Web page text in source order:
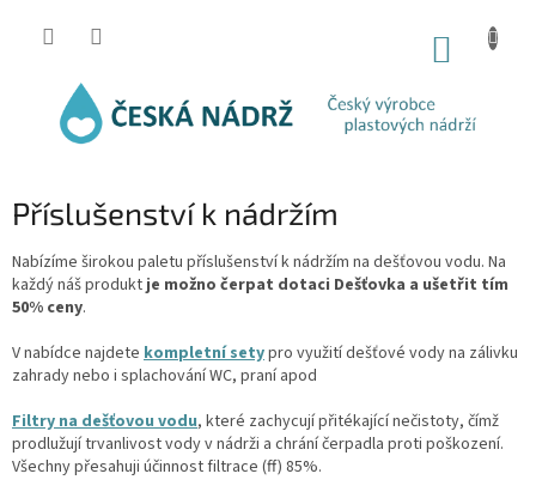
Příslušenství k nádržím
Nabízíme širokou paletu příslušenství k nádržím na dešťovou vodu. Na
každý náš produkt je možno čerpat dotaci Dešťovka a ušetřit tím
50% ceny.
V nabídce najdete kompletní setypro využití dešťové vody na zálivku
zahrady nebo i splachování WC, praní apod
Filtry na dešťovou vodu, které zachycují přitékající nečistoty, čímž
prodlužují trvanlivost vody v nádrži a chrání čerpadla proti poškození.
Všechny přesahuji účinnost filtrace (ff) 85%.